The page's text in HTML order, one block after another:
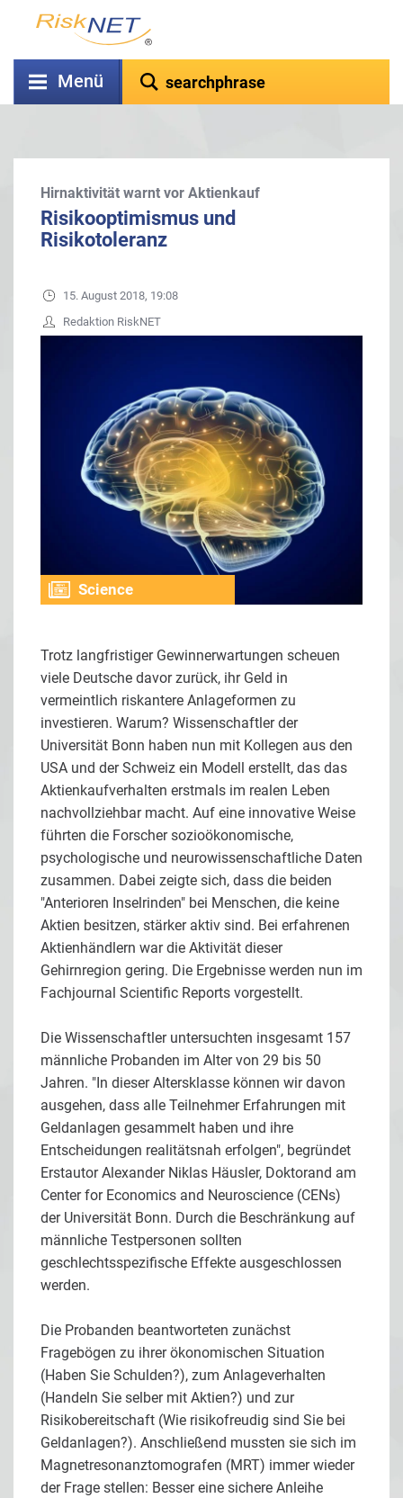
Menü
Hirnaktivität warnt vor Aktienkauf
Risikooptimismus und
Risikotoleranz
15. August 2018, 19:08
Redaktion RiskNET
Science
Trotz langfristiger Gewinnerwartungen scheuen
viele Deutsche davor zurück, ihr Geld in
vermeintlich riskantere Anlageformen zu
investieren. Warum? Wissenschaftler der
Universität Bonn haben nun mit Kollegen aus den
USA und der Schweiz ein Modell erstellt, das das
Aktienkaufverhalten erstmals im realen Leben
nachvollziehbar macht. Auf eine innovative Weise
führten die Forscher sozioökonomische,
psychologische und neurowissenschaftliche Daten
zusammen. Dabei zeigte sich, dass die beiden
"Anterioren Inselrinden" bei Menschen, die keine
Aktien besitzen, stärker aktiv sind. Bei erfahrenen
Aktienhändlern war die Aktivität dieser
Gehirnregion gering. Die Ergebnisse werden nun im
Fachjournal Scientific Reports vorgestellt.
Die Wissenschaftler untersuchten insgesamt 157
männliche Probanden im Alter von 29 bis 50
Jahren. "In dieser Altersklasse können wir davon
ausgehen, dass alle Teilnehmer Erfahrungen mit
Geldanlagen gesammelt haben und ihre
Entscheidungen realitätsnah erfolgen", begründet
Erstautor Alexander Niklas Häusler, Doktorand am
Center for Economics and Neuroscience (CENs)
der Universität Bonn. Durch die Beschränkung auf
männliche Testpersonen sollten
geschlechtsspezifische Effekte ausgeschlossen
werden.
Die Probanden beantworteten zunächst
Fragebögen zu ihrer ökonomischen Situation
(Haben Sie Schulden?), zum Anlageverhalten
(Handeln Sie selber mit Aktien?) und zur
Risikobereitschaft (Wie risikofreudig sind Sie bei
Geldanlagen?). Anschließend mussten sie sich im
Magnetresonanztomografen (MRT) immer wieder
der Frage stellen: Besser eine sichere Anleihe